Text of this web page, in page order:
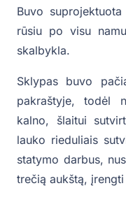
Buvo
rūsiu po visu
skalbykla.
Sklypas buvo
pakraštyje, todėl
kalno, šlaitui
lauko rieduliais
statymo darbus,
trečią aukštą,